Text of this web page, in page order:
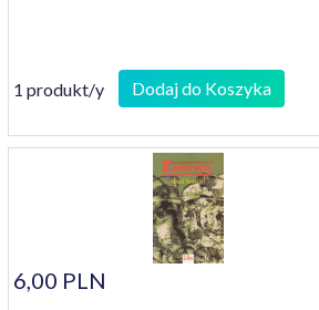
1 produkt/y Dodaj do Koszyka
6,00 PLN